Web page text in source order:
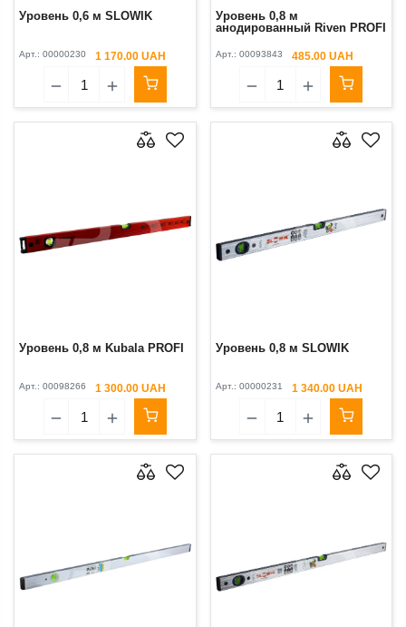
Уровень 0,6 м SLOWIK
Арт.: 00000230 1 170.00 UAH
Уровень 0,8 м
анодированный Riven PROFI
Арт.: 00093843 485.00 UAH
Уровень 0,8 м Kubala PROFI
Арт.: 00098266 1 300.00 UAH
Уровень 0,8 м SLOWIK
Арт.: 00000231 1 340.00 UAH